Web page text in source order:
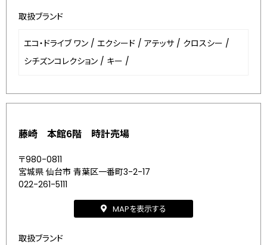
取扱ブランド
エコ・ドライブ ワン / エクシード / アテッサ / クロスシー /
シチズンコレクション / キー /
藤崎 本館6階 時計売場
〒980-0811
宮城県 仙台市 青葉区一番町3-2-17
022-261-5111
MAPを表示する
取扱ブランド